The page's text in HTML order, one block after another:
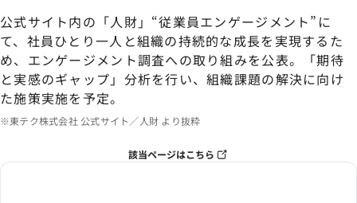
公式サイト内の「人財」“従業員エンゲージメント”に
て、社員ひとり一人と組織の持続的な成長を実現するた
め、エンゲージメント調査への取り組みを公表。「期待
と実感のギャップ」分析を行い、組織課題の解決に向け
た施策実施を予定。
※東テク株式会社 公式サイト／人財 より抜粋
該当ページはこちら